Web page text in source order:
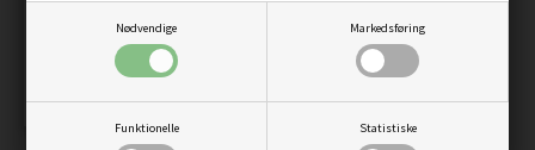
Nødvendige Markedsføring
Funktionelle Statistiske